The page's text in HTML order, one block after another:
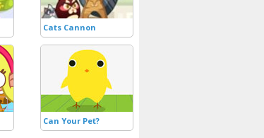
Cats Cannon
Can Your Pet?